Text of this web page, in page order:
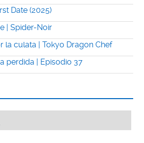
Date (2025)
| Spider-Noir
la culata | Tokyo Dragon Chef
perdida | Episodio 37